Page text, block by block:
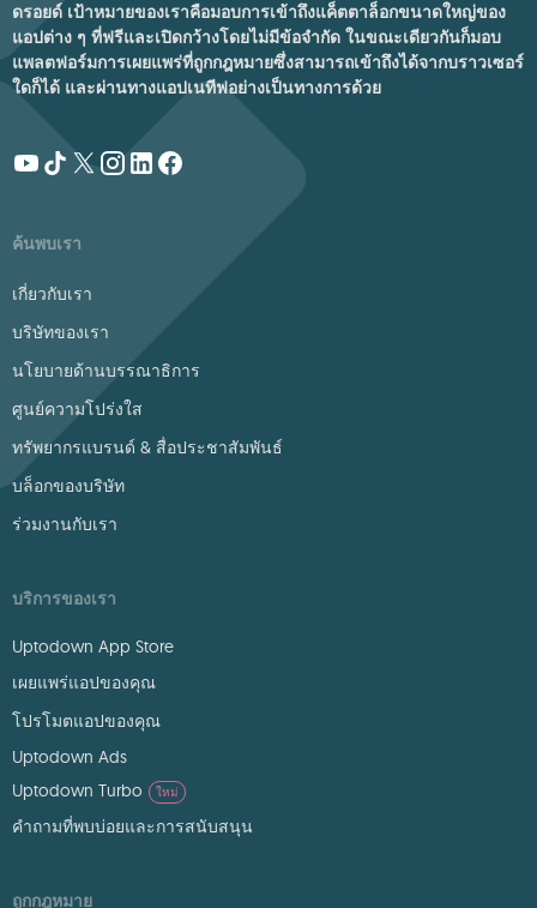
ดรอยด์ เป้าหมายของเราคือมอบการเข้าถึงแค็ตตาล็อกขนาดใหญ่ของ
แอปต่าง ๆ ที่ฟรีและเปิดกว้างโดยไม่มีข้อจำกัด ในขณะเดียวกันก็มอบ
แพลตฟอร์มการเผยแพร่ที่ถูกกฎหมายซึ่งสามารถเข้าถึงได้จากบราวเซอร์
ใดก็ได้ และผ่านทางแอปเนทีฟอย่างเป็นทางการด้วย
ค้นพบเรา
เกี่ยวกับเรา
บริษัทของเรา
นโยบายด้านบรรณาธิการ
ศูนย์ความโปร่งใส
ทรัพยากรแบรนด์ & สื่อประชาสัมพันธ์
บล็อกของบริษัท
ร่วมงานกับเรา
บริการของเรา
Uptodown App Store
เผยแพร่แอปของคุณ
โปรโมตแอปของคุณ
Uptodown Ads
Uptodown Turbo
ใหม่
คำถามที่พบบ่อยและการสนับสนุน
ถูกกฎหมาย